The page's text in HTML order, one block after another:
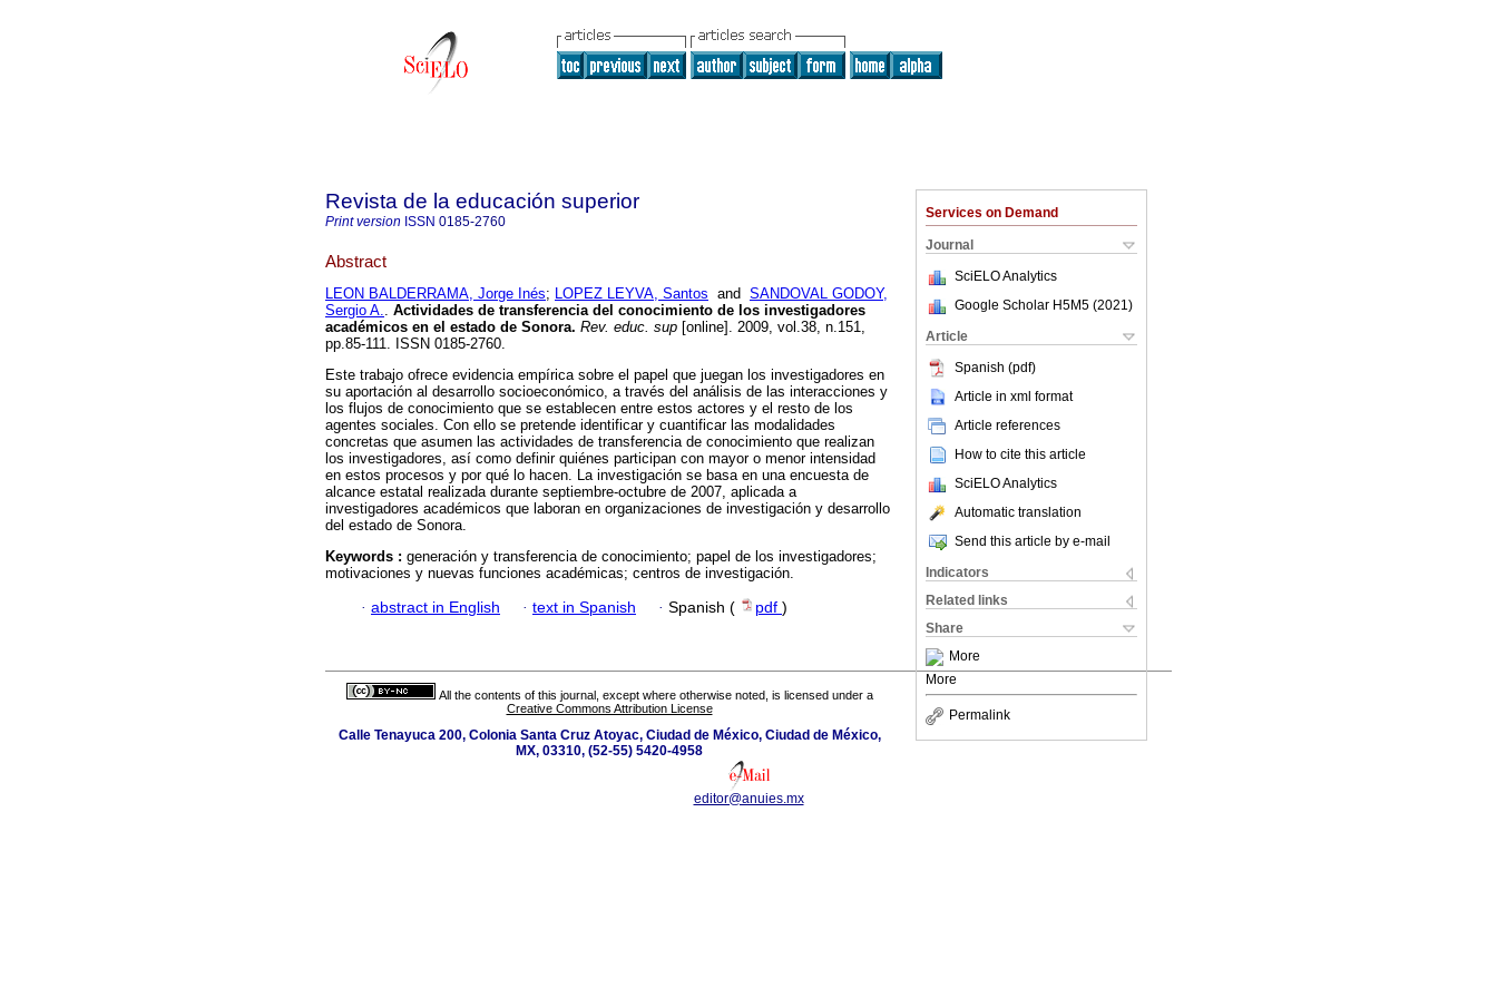
Services on Demand
Journal
SciELO Analytics
Google Scholar H5M5 (2021 )
Article
Spanish (pdf)
Article in xml format
Article references
How to cite this article
SciELO Analytics
Automatic translation
Send this article by e-mail
Indicators
Related links
Share
More
More
Permalink
Revista de la educación superior
Print version ISSN 0185-2760
Abstract
LEON BALDERRAMA, Jorge Inés; LOPEZ LEYVA, Santos and SANDOVAL GODOY,
Sergio A.. Actividades de transferencia del conocimiento de los investigadores
académicos en el estado de Sonora. Rev. educ. sup [online]. 2009, vol.38, n.151,
pp.85-111. ISSN 0185-2760.
Este trabajo ofrece evidencia empírica sobre el papel que juegan los investigadores en
su aportación al desarrollo socioeconómico, a través del análisis de las interacciones y
los flujos de conocimiento que se establecen entre estos actores y el resto de los
agentes sociales. Con ello se pretende identificar y cuantificar las modalidades
concretas que asumen las actividades de transferencia de conocimiento que realizan
los investigadores, así como definir quiénes participan con mayor o menor intensidad
en estos procesos y por qué lo hacen. La investigación se basa en una encuesta de
alcance estatal realizada durante septiembre-octubre de 2007, aplicada a
investigadores académicos que laboran en organizaciones de investigación y desarrollo
del estado de Sonora.
Keywords : generación y transferencia de conocimiento; papel de los investigadores;
motivaciones y nuevas funciones académicas; centros de investigación.
· abstract in English · text in Spanish · Spanish ( pdf )
All the contents of this journal, except where otherwise noted, is licensed under a
Creative Commons Attribution License
Calle Tenayuca 200, Colonia Santa Cruz Atoyac, Ciudad de México, Ciudad de México,
MX, 03310, (52-55) 5420-4958
editor@anuies.mx